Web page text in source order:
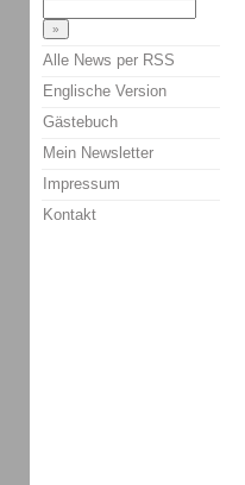
Alle News per RSS
Englische Version
Gästebuch
Mein Newsletter
Impressum
Kontakt